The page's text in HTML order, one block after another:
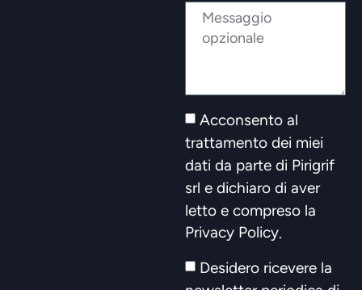
Acconsento al
trattamento dei miei
dati da parte di Pirigrif
srl e dichiaro di aver
letto e compreso la
Privacy Policy.
Desidero ricevere la